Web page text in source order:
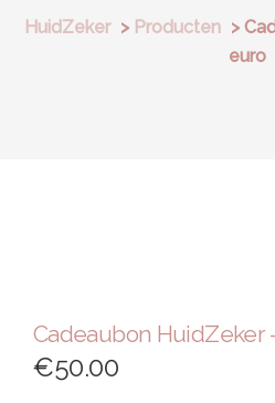
HuidZeker > Producten >
euro
Cadeaubon HuidZeker
€50.00